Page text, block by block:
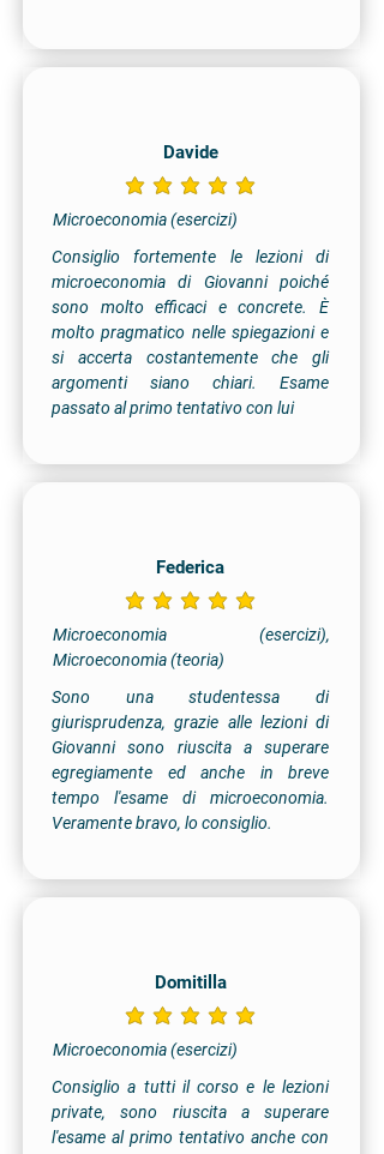
Davide
la valutazione media è 5 su
Microeconomia (esercizi)
Consiglio fortemente le lezioni di
microeconomia di Giovanni poiché
sono molto efficaci e concrete. È
molto pragmatico nelle spiegazioni e
si accerta costantemente che gli
argomenti siano chiari. Esame
passato al primo tentativo con lui
Federica
la valutazione media è 5 su
Microeconomia (esercizi),
Microeconomia (teoria)
Sono una studentessa di
giurisprudenza, grazie alle lezioni di
Giovanni sono riuscita a superare
egregiamente ed anche in breve
tempo l'esame di microeconomia.
Veramente bravo, lo consiglio.
Domitilla
la valutazione media è 5 su
Microeconomia (esercizi)
Consiglio a tutti il corso e le lezioni
private, sono riuscita a superare
l'esame al primo tentativo anche con